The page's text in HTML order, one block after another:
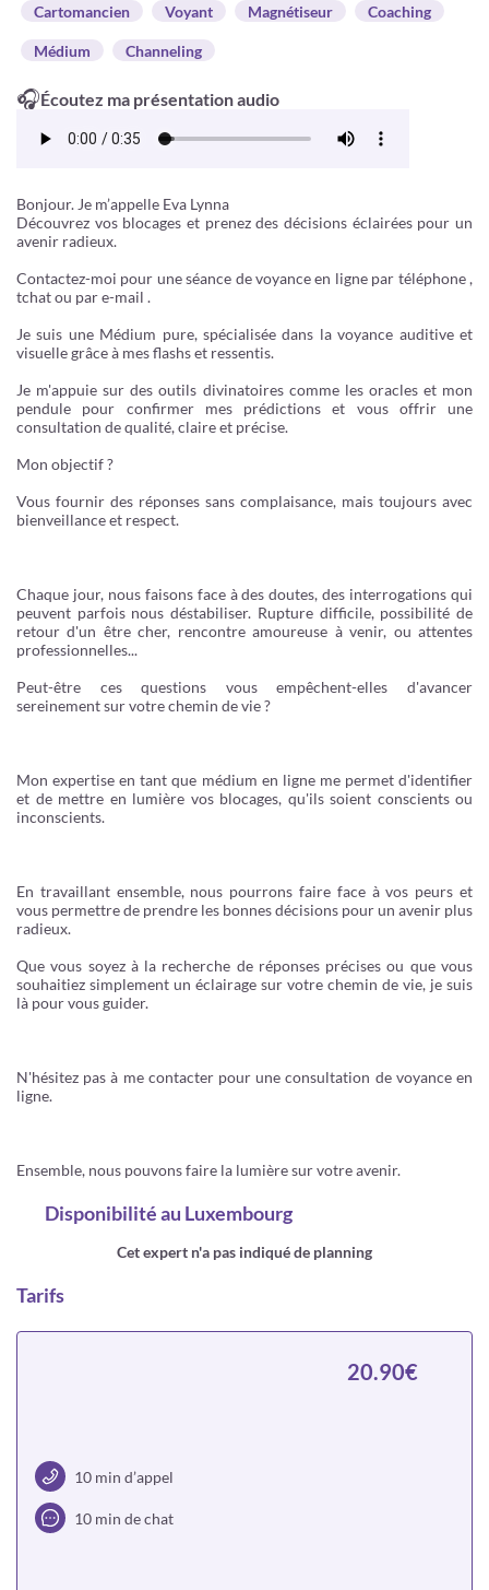
Cartomancien Voyant Magnétiseur Coaching
Médium Channeling
🎧Écoutez ma présentation audio
Bonjour. Je m’appelle Eva Lynna
Découvrez vos blocages et prenez des décisions éclairées pour un
avenir radieux.
Contactez-moi pour une séance de voyance en ligne par téléphone ,
tchat ou par e-mail .
Je suis une Médium pure, spécialisée dans la voyance auditive et
visuelle grâce à mes flashs et ressentis.
Je m'appuie sur des outils divinatoires comme les oracles et mon
pendule pour confirmer mes prédictions et vous offrir une
consultation de qualité, claire et précise.
Mon objectif ?
Vous fournir des réponses sans complaisance, mais toujours avec
bienveillance et respect.
Chaque jour, nous faisons face à des doutes, des interrogations qui
peuvent parfois nous déstabiliser. Rupture difficile, possibilité de
retour d'un être cher, rencontre amoureuse à venir, ou attentes
professionnelles...
Peut-être ces questions vous empêchent-elles d'avancer
sereinement sur votre chemin de vie ?
Mon expertise en tant que médium en ligne me permet d'identifier
et de mettre en lumière vos blocages, qu'ils soient conscients ou
inconscients.
En travaillant ensemble, nous pourrons faire face à vos peurs et
vous permettre de prendre les bonnes décisions pour un avenir plus
radieux.
Que vous soyez à la recherche de réponses précises ou que vous
souhaitiez simplement un éclairage sur votre chemin de vie, je suis
là pour vous guider.
N'hésitez pas à me contacter pour une consultation de voyance en
ligne.
Ensemble, nous pouvons faire la lumière sur votre avenir.
Disponibilitéau Luxembourg
Cet expert n'a pas indiqué de planning
Tarifs
10 min d’appel
10 min de chat
20.90€